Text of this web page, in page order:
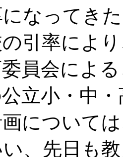
なってき
引率によ
員会によ
立小・中
について
、先日も